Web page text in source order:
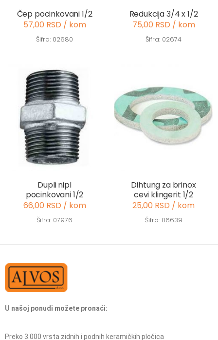
Čep pocinkovani 1/2
57,00 RSD / kom
Šifra: 02680
Redukcija 3/4 x 1/2
75,00 RSD / kom
Šifra: 02674
Dupli nipl
pocinkovani 1/2
66,00 RSD / kom
Šifra: 07976
Dihtung za brinox
cevi klingerit 1/2
25,00 RSD / kom
Šifra: 06639
U našoj ponudi možete pronaći:
Preko 3.000 vrsta zidnih i podnih keramičkih pločica